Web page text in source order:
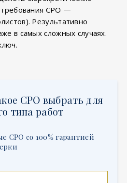
требования СРО —
Результативно
в самых сложных случаях.
СРО выбрать для
типа работ
СРО со 100% гарантией